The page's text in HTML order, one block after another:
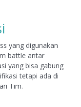
yang digunakan
battle antar
yang bisa gabung
tetapi ada di
Tim.